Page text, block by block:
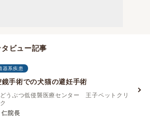
ビュー記事
器系疾患
鏡手術での犬猫の避妊手術
うぶつ低侵襲医療センター 王子ペットクリ
仁院長